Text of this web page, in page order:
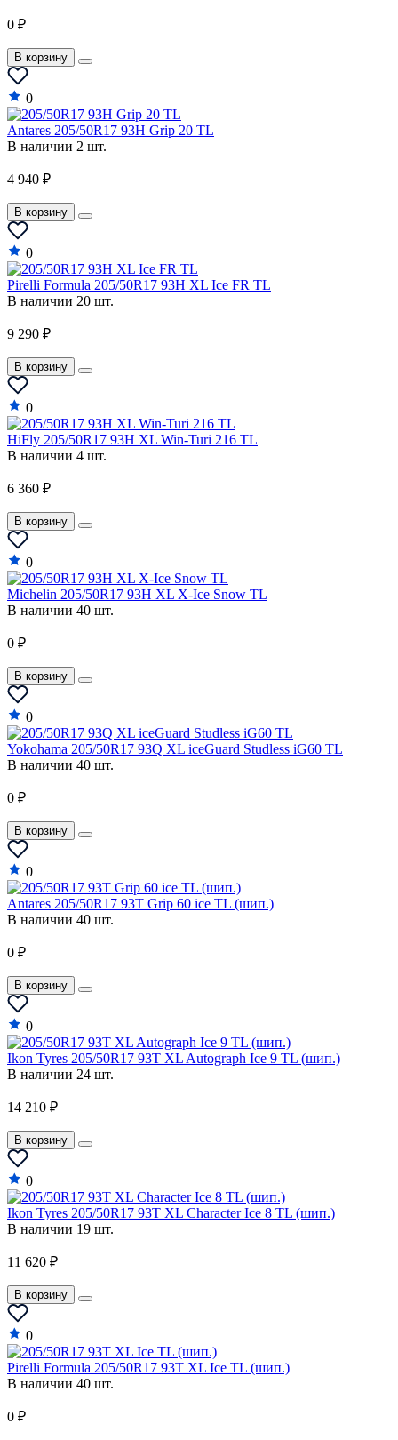
0 ₽
В корзину
0
Antares 205/50R17 93H Grip 20 TL
В наличии 2 шт.
4 940 ₽
В корзину
0
Pirelli Formula 205/50R17 93H XL Ice FR TL
В наличии 20 шт.
9 290 ₽
В корзину
0
HiFly 205/50R17 93H XL Win-Turi 216 TL
В наличии 4 шт.
6 360 ₽
В корзину
0
Michelin 205/50R17 93H XL X-Ice Snow TL
В наличии 40 шт.
0 ₽
В корзину
0
Yokohama 205/50R17 93Q XL iceGuard Studless iG60 TL
В наличии 40 шт.
0 ₽
В корзину
0
Antares 205/50R17 93T Grip 60 ice TL (шип.)
В наличии 40 шт.
0 ₽
В корзину
0
Ikon Tyres 205/50R17 93T XL Autograph Ice 9 TL (шип.)
В наличии 24 шт.
14 210 ₽
В корзину
0
Ikon Tyres 205/50R17 93T XL Character Ice 8 TL (шип.)
В наличии 19 шт.
11 620 ₽
В корзину
0
Pirelli Formula 205/50R17 93T XL Ice TL (шип.)
В наличии 40 шт.
0 ₽